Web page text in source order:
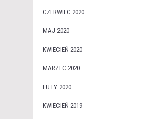
CZERWIEC 2020
MAJ 2020
KWIECIEŃ 2020
MARZEC 2020
LUTY 2020
KWIECIEŃ 2019